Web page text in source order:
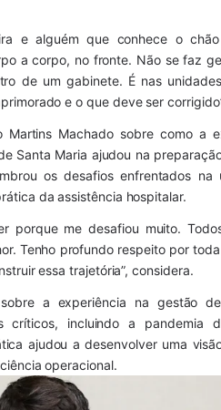
e alguém que conhece o
a corpo, no fronte. Não se faz
de um gabinete. É nas
e o que deve ser
Martins Machado sobre como a
Santa Maria ajudou na
os desafios enfrentados na
da assistência hospitalar.
porque me desafiou muito.
Tenho profundo respeito por
essa trajetória”, considera.
a experiência na gestão
críticos, incluindo a pandemia
ajudou a desenvolver uma
operacional.